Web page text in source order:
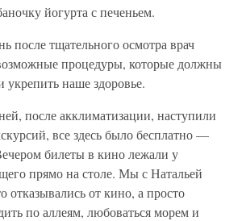
йогурта с печеньем.
после тщательного осмотра врач
процедуры, которые должны
укрепить наше здоровье.
после акклиматизации, наступили
все здесь было бесплатно —
билеты в кино лежали у
прямо на столе. Мы с Натальей
отказывались от кино, а просто
по аллеям, любоваться морем и